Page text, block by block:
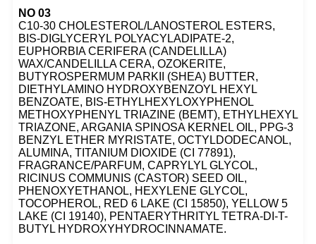
NO 03
C10-30 CHOLESTEROL/LANOSTEROL ESTERS,
BIS-DIGLYCERYL POLYACYLADIPATE-2,
EUPHORBIA CERIFERA (CANDELILLA)
WAX/CANDELILLA CERA, OZOKERITE,
BUTYROSPERMUM PARKII (SHEA) BUTTER,
DIETHYLAMINO HYDROXYBENZOYL HEXYL
BENZOATE, BIS-ETHYLHEXYLOXYPHENOL
METHOXYPHENYL TRIAZINE (BEMT), ETHYLHEXYL
TRIAZONE, ARGANIA SPINOSA KERNEL OIL, PPG-3
BENZYL ETHER MYRISTATE, OCTYLDODECANOL,
ALUMINA, TITANIUM DIOXIDE (CI 77891),
FRAGRANCE/PARFUM, CAPRYLYL GLYCOL,
RICINUS COMMUNIS (CASTOR) SEED OIL,
PHENOXYETHANOL, HEXYLENE GLYCOL,
TOCOPHEROL, RED 6 LAKE (CI 15850), YELLOW 5
LAKE (CI 19140), PENTAERYTHRITYL TETRA-DI-T-
BUTYL HYDROXYHYDROCINNAMATE.